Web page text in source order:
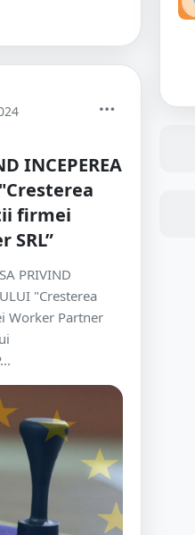
INCEPEREA
firmei
SRL”
PRIVIND
"Cresterea
Worker Partner